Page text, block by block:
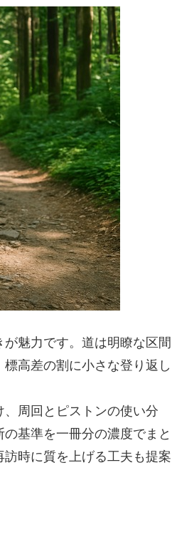
魅力です。道は明瞭な区間
高差の割に小さな登り返し
周回とピストンの使い分
基準を一冊分の濃度でまと
時に質を上げる工夫も提案